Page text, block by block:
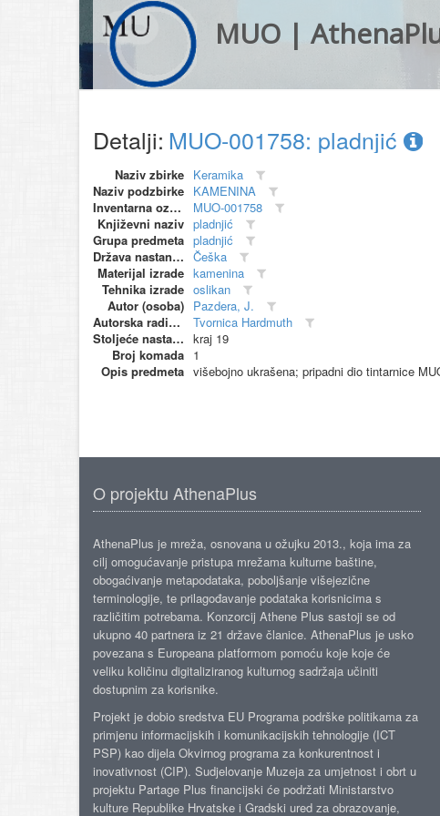
MUO |
Detalji: MUO-001758: pladnjić
Naziv zbirke Keramika
Naziv podzbirke KAMENINA
Inventarna oznaka
MUO-001758
Književni naziv pladnjić
Grupa predmeta pladnjić
Država nastanka Češka
Materijal izrade kamenina
Tehnika izrade oslikan
Autor (osoba) Pazdera, J.
Autorska radionica (proizvođač)
Tvornica Hardmuth
Stoljeće nastanka kraj 19
Broj komada 1
Opis predmeta višebojno ukrašena; pripadni dio tintarnice
O projektu AthenaPlus
AthenaPlus je mreža, osnovana u ožujku 2013., koja ima za
cilj omogućavanje pristupa mrežama kulturne baštine,
obogaćivanje metapodataka, poboljšanje višejezične
terminologije, te prilagođavanje podataka korisnicima s
različitim potrebama. Konzorcij Athene Plus sastoji se od
ukupno 40 partnera iz 21 države članice. AthenaPlus je usko
povezana s Europeana platformom pomoću koje koje će
veliku količinu digitaliziranog kulturnog sadržaja učiniti
dostupnim za korisnike.
Projekt je dobio sredstva EU Programa podrške politikama za
primjenu informacijskih i komunikacijskih tehnologije (ICT
PSP) kao dijela Okvirnog programa za konkurentnost i
inovativnost (CIP). Sudjelovanje Muzeja za umjetnost i obrt u
projektu Partage Plus financijski će podržati Ministarstvo
kulture Republike Hrvatske i Gradski ured za obrazovanje,